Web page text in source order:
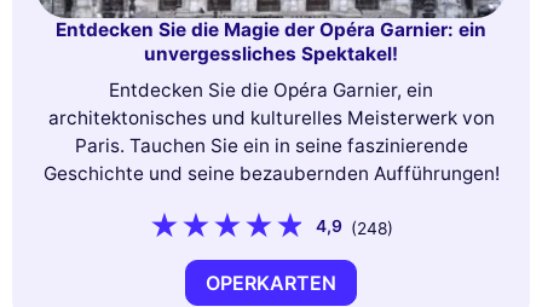
Entdecken Sie die Magie der Opéra Garnier: ein
unvergessliches Spektakel!
Entdecken Sie die Opéra Garnier, ein
architektonisches und kulturelles Meisterwerk von
Paris. Tauchen Sie ein in seine faszinierende
Geschichte und seine bezaubernden Aufführungen!
4,9 (248)
OPERKARTEN